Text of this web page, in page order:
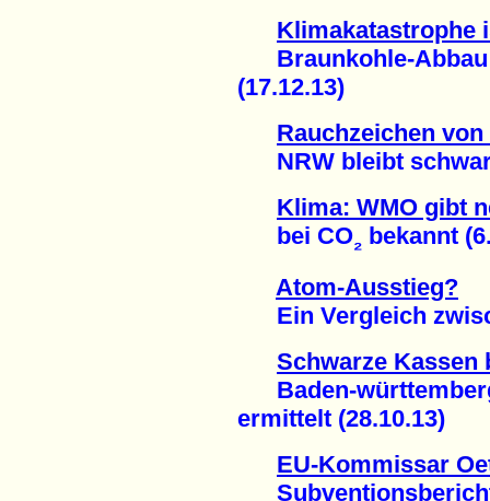
Klimakatastrophe
Braunkohle-Abbau
(17.12.13)
Rauchzeichen
NRW bleibt
Klima: WMO gibt
bei CO₂ bekannt
Atom-Ausstieg?
Ein Vergleich
Schwarze Kassen
Baden-
ermittelt (28.10.13)
EU-Kommissar
Subventionsbericht